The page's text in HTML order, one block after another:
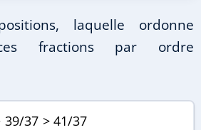
laquelle ordonne
fractions par ordre
39/37 > 41/37